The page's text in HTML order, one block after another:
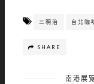
三明治 台北咖
SHARE
南港展